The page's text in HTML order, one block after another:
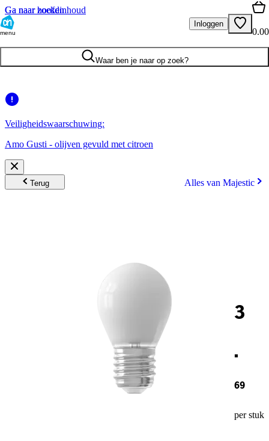
Ga naar hoofdinhoud
Ga naar zoeken
menu
Inloggen
0.00
Waar ben je naar op zoek?
Veiligheidswaarschuwing:
Amo Gusti - olijven gevuld met citroen
Terug Alles van Majestic
3
.
69
per stuk